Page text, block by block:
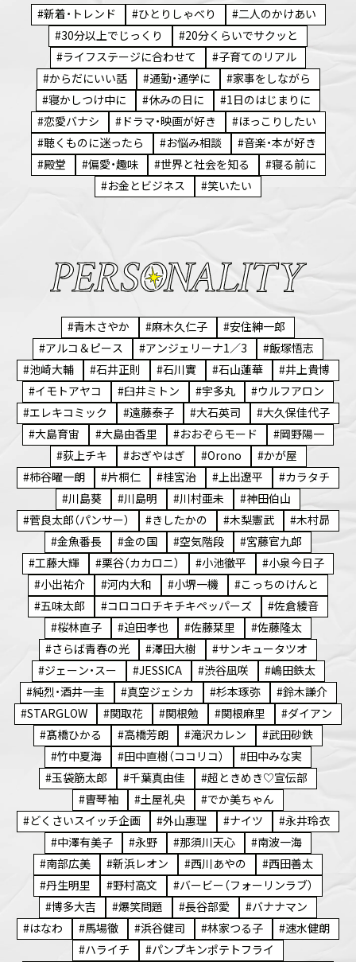
新着・トレンド ひとりしゃべり
二人のかけあい
30分以上でじっくり
20分くらいでサクッと
ライフステージに合わせて
子育てのリアル
からだにいい話
通勤・通学に
家事をしながら
寝かしつけ中に
休みの日に
1日のはじまりに
恋愛バナシ
ドラマ・映画が好き
ほっこりしたい
聴くものに迷ったら
お悩み相談
音楽・本が好き
殿堂
偏愛・趣味 世界と社会を知る
寝る前に
お金とビジネス
笑いたい
青木さやか 麻木久仁子
安住紳一郎
アルコ＆ピース
アンジェリーナ1／3
飯塚悟志
池崎大輔
石井正則 石川實 石山蓮華
井上貴博
イモトアヤコ
臼井ミトン 宇多丸
ウルフアロン
エレキコミック
遠藤泰子 大石英司
大久保佳代子
大島育宙
大島由香里 おおぞらモード
岡野陽一
荻上チキ
おぎやはぎ Orono
かが屋
柿谷曜一朗
片桐仁 桂宮治 上出遼平
カラタチ
川島葵
川島明 川村亜未
神田伯山
菅良太郎（パンサー）
きしたかの 木梨憲武
木村昴
金魚番長
金の国 空気階段
宮藤官九郎
工藤大輝
栗谷（カカロニ） 小池徹平
小泉今日子
小出祐介
河内大和 小堺一機
こっちのけんと
五味太郎
コロコロチキチキペッパーズ
佐倉綾音
桜林直子
迫田孝也 佐藤栞里
佐藤隆太
さらば青春の光
澤田大樹
サンキュータツオ
ジェーン・スー
JESSICA 渋谷凪咲
嶋田鉄太
純烈・酒井一圭
真空ジェシカ 杉本琢弥
鈴木謙介
STARGLOW
関取花 関根勉 関根麻里
ダイアン
髙橋ひかる
高橋芳朗 滝沢カレン
武田砂鉄
竹中夏海
田中直樹（ココリコ）
田中みな実
玉袋筋太郎
千葉真由佳
超ときめき♡宣伝部
曺琴袖
土屋礼央
でか美ちゃん
どくさいスイッチ企画
外山惠理 ナイツ
永井玲衣
中澤有美子
永野 那須川天心
南波一海
南部広美
新浜レオン 西川あやの
西田善太
丹生明里
野村高文
バービー（フォーリンラブ）
博多大吉
爆笑問題 長谷部愛
バナナマン
はなわ
馬場徹 浜谷健司 林家つる子
速水健朗
ハライチ
パンプキンポテトフライ